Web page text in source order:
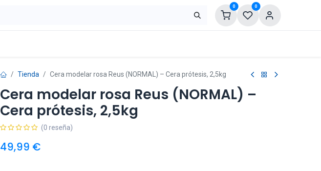
0 0
Tienda Cera modelar rosa Reus (NORMAL) – Cera prótesis, 2,5kg
Cera modelar rosa Reus (NORMAL) –
Cera prótesis, 2,5kg
(0 reseña)
49,99 €